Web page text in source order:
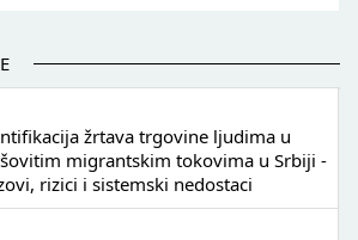
žrtava trgovine ljudima u
migrantskim tokovima u Srbiji -
rizici i sistemski nedostaci